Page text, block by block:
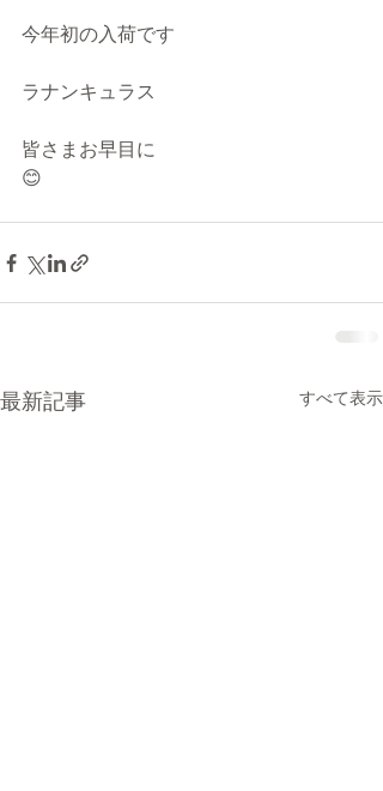
今年初の入荷です
ラナンキュラス
皆さまお早目に
😊
最新記事 すべて表示